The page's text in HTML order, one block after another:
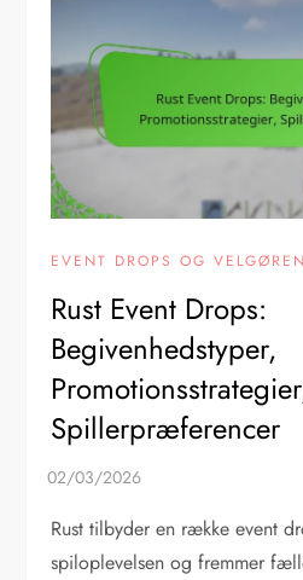
EVENT DROPS OG
Rust Event Drops:
Begivenhedstyper,
Spillerpræferencer
Rust tilbyder en række event
spiloplevelsen og fremmer